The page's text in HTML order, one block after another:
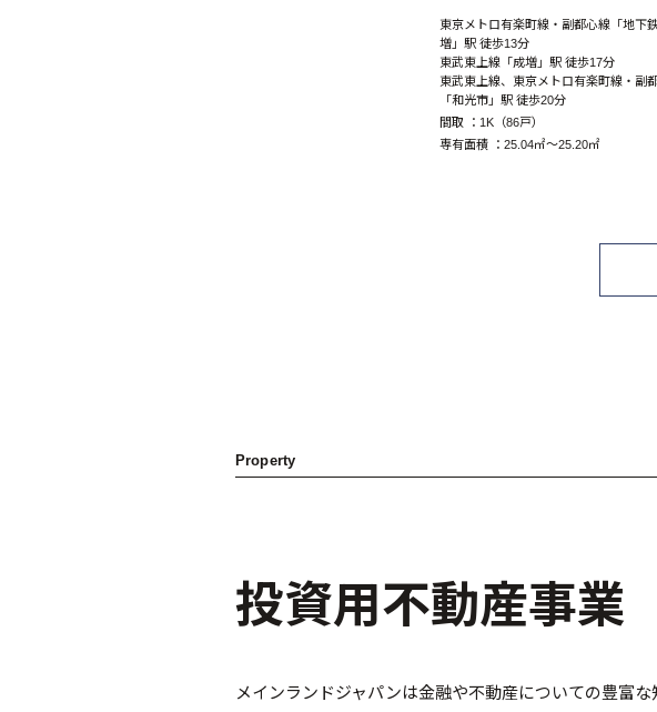
東京メトロ有楽町線・副都心線「地下
増」駅 徒歩13分
東武東上線「成増」駅 徒歩17分
東武東上線、東京メトロ有楽町線・副
「和光市」駅 徒歩20分
間取 ： 1K（86戸）
専有面積 ： 25.04㎡～25.20㎡
Property
投資用不動産事業
メインランドジャパンは金融や不動産についての豊富な